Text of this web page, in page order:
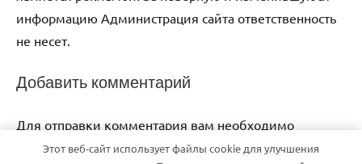
информацию Администрация сайта ответственность
не несет.
Добавить комментарий
Для отправки комментария вам необходимо
авторизоваться
Этот веб-сайт использует файлы cookie для улучшения